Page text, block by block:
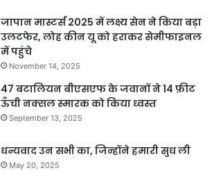
जापान मास्टर्स 2025 में लक्ष्य सेन ने किया बड़ा
उलटफेर, लोह कीन यू को हराकर सेमीफाइनल
में पहुंचे
November 14, 2025
47 बटालियन बीएसएफ के जवानों ने 14 फ़ीट
ऊँची नक्सल स्मारक को किया ध्वस्त
September 13, 2025
धन्यवाद उन सभी का, जिन्होंने हमारी सुध ली
May 20, 2025